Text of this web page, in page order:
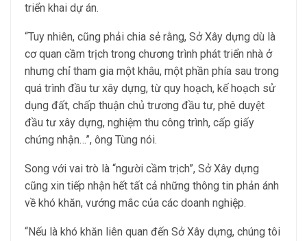
triển khai dự án.
“Tuy nhiên, cũng phải chia sẻ rằng, Sở Xây dựng dù là
cơ quan cầm trịch trong chương trình phát triển nhà ở
nhưng chỉ tham gia một khâu, một phần phía sau trong
quá trình đầu tư xây dựng, từ quy hoạch, kế hoạch sử
dụng đất, chấp thuận chủ trương đầu tư, phê duyệt
đầu tư xây dựng, nghiệm thu công trình, cấp giấy
chứng nhận…”, ông Tùng nói.
Song với vai trò là “người cầm trịch”, Sở Xây dựng
cũng xin tiếp nhận hết tất cả những thông tin phản ánh
về khó khăn, vướng mắc của các doanh nghiệp.
“Nếu là khó khăn liên quan đến Sở Xây dựng, chúng tôi